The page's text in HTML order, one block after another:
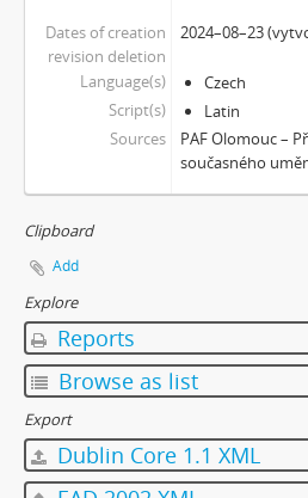
Dates of creation
revision deletion
2024–08–23
Language(s)
Czech
Script(s)
Latin
Sources
PAF Olomouc –
současného
Clipboard
Add
Explore
Reports
Browse as list
Export
Dublin Core 1.1 XML